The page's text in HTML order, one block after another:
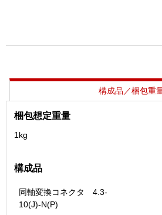
構成品／梱包重
梱包想定重量
1kg
構成品
同軸変換コネクタ 4.3-
10(J)-N(P)